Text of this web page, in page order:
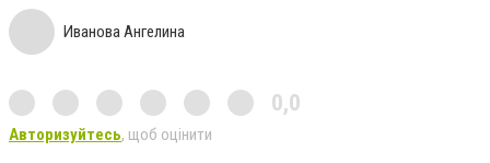
Иванова Ангелина
0,0
Авторизуйтесь, щоб оцінити